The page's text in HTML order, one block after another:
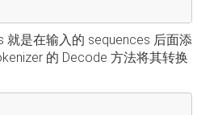
就是在输入的 sequences 后面添
的 Decode 方法将其转换